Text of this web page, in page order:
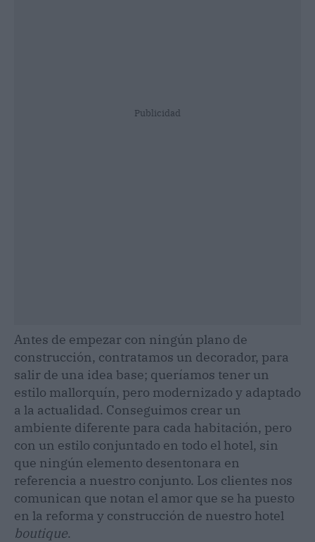
Publicidad
Antes de empezar con ningún plano de
construcción, contratamos un decorador, para
salir de una idea base; queríamos tener un
estilo mallorquín, pero modernizado y adaptado
a la actualidad. Conseguimos crear un
ambiente diferente para cada habitación, pero
con un estilo conjuntado en todo el hotel, sin
que ningún elemento desentonara en
referencia a nuestro conjunto. Los clientes nos
comunican que notan el amor que se ha puesto
en la reforma y construcción de nuestro hotel
boutique.